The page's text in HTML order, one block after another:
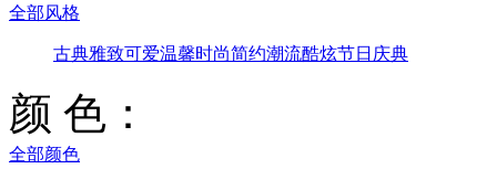
全部风格
古典雅致可爱温馨时尚简约潮流酷炫节日庆典
颜 色：
全部颜色